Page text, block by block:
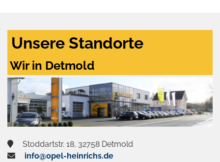
Unsere Standorte
Wir in Detmold
Stoddartstr. 18, 32758 Detmold
info@opel-heinrichs.de